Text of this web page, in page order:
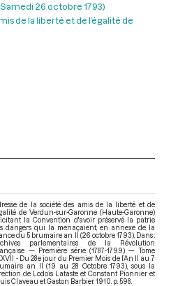
26 octobre 1793)
de la liberté et de l’égalité de
de la société des amis de la liberté et de
de Verdun-sur-Garonne (Haute-Garonne)
la Convention d'avoir préservé la patrie
dangers qui la menaçaient, en annexe de la
du 5 brumaire an II (26 octobre 1793). Dans :
parlementaires de la Révolution
— Première série (1787-1799) — Tome
- Du 28e jour du Premier Mois de l’An II au 7
an II (19 au 28 Octobre 1793) , sous la
de Lodoïs Lataste et Constant Pionnier et
Claveau et Gaston Barbier. 1910. p. 598.